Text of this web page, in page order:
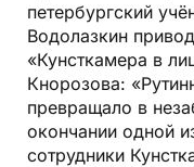
петербургский
Водолазкин
«Кунсткамера в
Кнорозова:
превращало в
окончании одной
сотрудники